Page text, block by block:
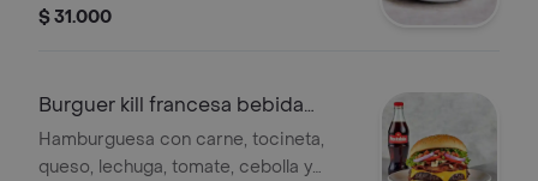
queso, pico de gallo, mayonesa, salsa
$ 31.000
Burguer kill francesa bebida
250postobón
Hamburguesa con carne, tocineta,
queso, lechuga, tomate, cebolla y